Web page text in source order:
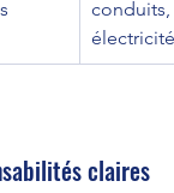
conduits,
électricité
claires